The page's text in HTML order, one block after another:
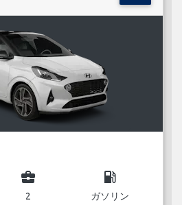
business_center
2
local_gas_station
ガソリン